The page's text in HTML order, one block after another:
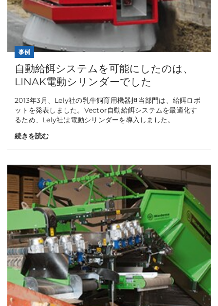
事例
自動給餌システムを可能にしたのは、
LINAK電動シリンダーでした
2013年3月、Lely社の乳牛飼育用機器担当部門は、給餌ロボ
ットを発表しました。Vector自動給餌システムを最適化す
るため、Lely社は電動シリンダーを導入しました。
続きを読む